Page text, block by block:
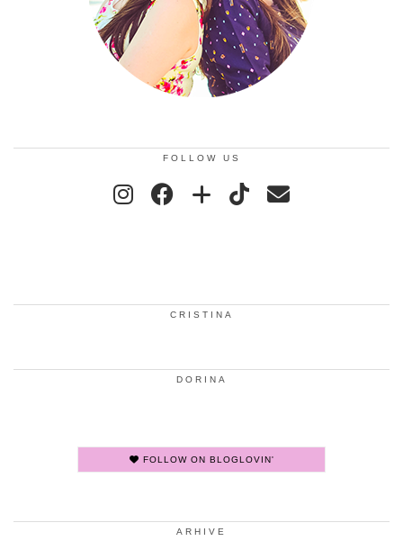
FOLLOW US
CRISTINA
DORINA
FOLLOW ON BLOGLOVIN'
ARHIVE